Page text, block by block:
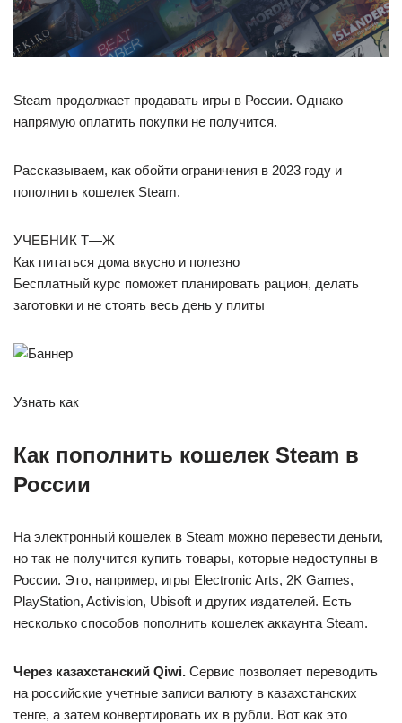
Steam продолжает продавать игры в России. Однако
напрямую оплатить покупки не получится.
Рассказываем, как обойти ограничения в 2023 году и
пополнить кошелек Steam.
УЧЕБНИК Т—Ж
Как питаться дома вкусно и полезно
Бесплатный курс поможет планировать рацион, делать
заготовки и не стоять весь день у плиты
Узнать как
Как пополнить кошелек Steam в
России
На электронный кошелек в Steam можно перевести деньги,
но так не получится купить товары, которые недоступны в
России. Это, например, игры Electronic Arts, 2K Games,
PlayStation, Activision, Ubisoft и других издателей. Есть
несколько способов пополнить кошелек аккаунта Steam.
Через казахстанский Qiwi. Сервис позволяет переводить
на российские учетные записи валюту в казахстанских
тенге, а затем конвертировать их в рубли. Вот как это